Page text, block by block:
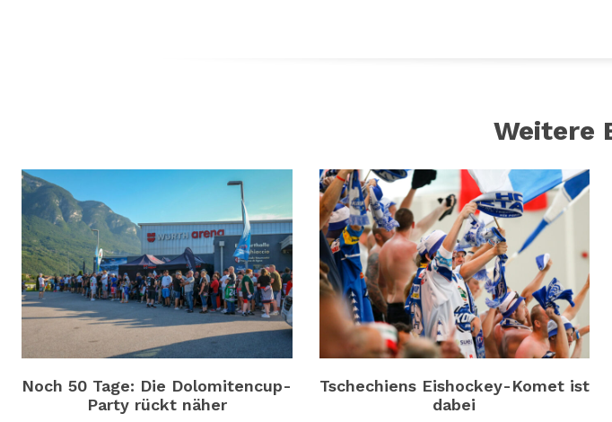
Weitere
Noch 50 Tage: Die Dolomitencup-
Party rückt näher
Tschechiens Eishockey-Komet ist
dabei